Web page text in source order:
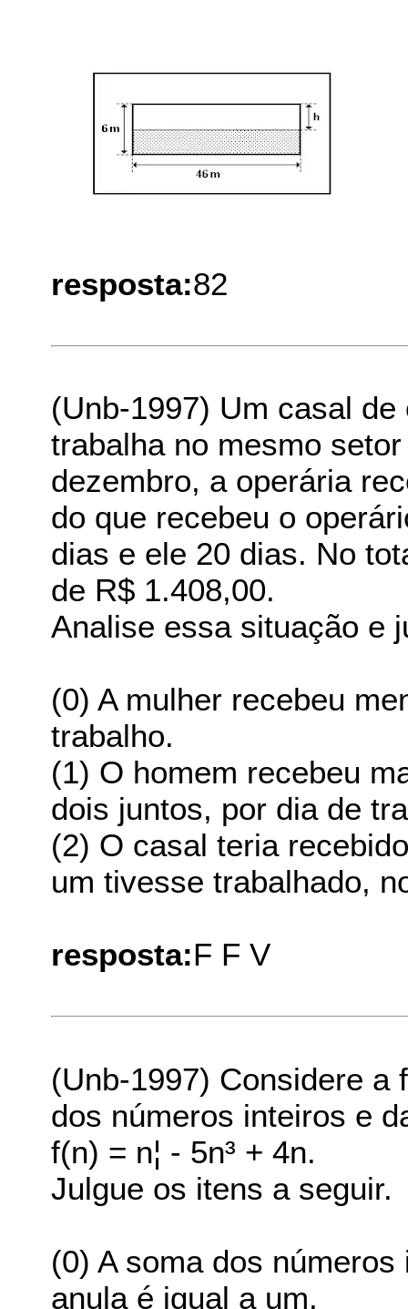
resposta:82
(Unb-1997) Um casal
trabalha no mesmo
dezembro, a operária
do que recebeu o
dias e ele 20 dias. No
de R$ 1.408,00.
Analise essa situação e
(0) A mulher recebeu
trabalho.
(1) O homem recebeu
dois juntos, por dia de
(2) O casal teria
um tivesse trabalhado,
resposta:F F V
(Unb-1997) Considere a
dos números inteiros e
f(n) = n¦ - 5n³ + 4n.
Julgue os itens a seguir.
(0) A soma dos
anula é igual a um.